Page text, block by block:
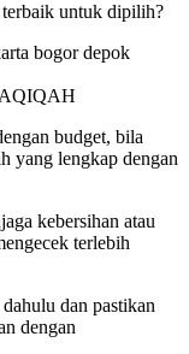
terbaik untuk dipilih?
budget, bila
yang lengkap dengan
kebersihan atau
terlebih
dan pastikan
dengan